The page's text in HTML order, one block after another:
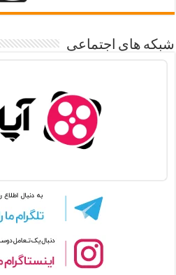
شبکه های اجتماعی